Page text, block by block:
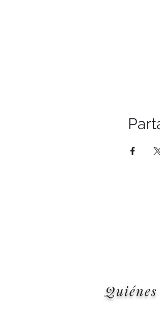
Quiénes